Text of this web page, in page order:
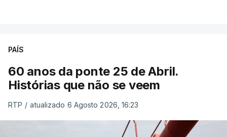
PAÍS
60 anos da ponte 25 de Abril.
Histórias que não se veem
RTP / atualizado 6 Agosto 2026, 16:23